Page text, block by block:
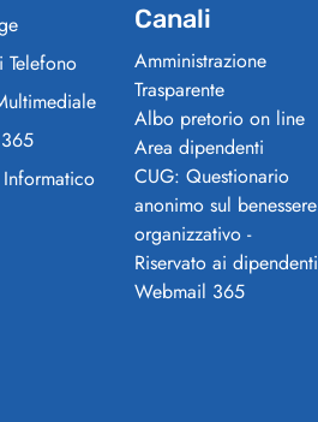
Telefono
Canali
Amministrazione
Trasparente
Albo pretorio on line
Area dipendenti
CUG: Questionario
anonimo sul benessere
organizzativo -
Riservato ai dipendenti
Webmail 365